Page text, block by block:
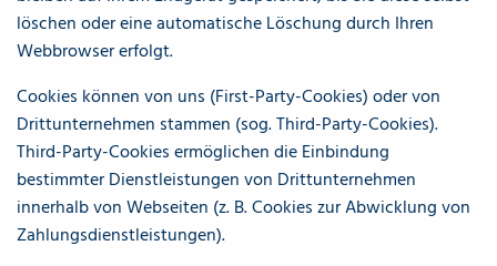
löschen oder eine automatische Löschung durch Ihren
Webbrowser erfolgt.
Cookies können von uns (First-Party-Cookies) oder von
Drittunternehmen stammen (sog. Third-Party-Cookies).
Third-Party-Cookies ermöglichen die Einbindung
bestimmter Dienstleistungen von Drittunternehmen
innerhalb von Webseiten (z. B. Cookies zur Abwicklung von
Zahlungsdienstleistungen).